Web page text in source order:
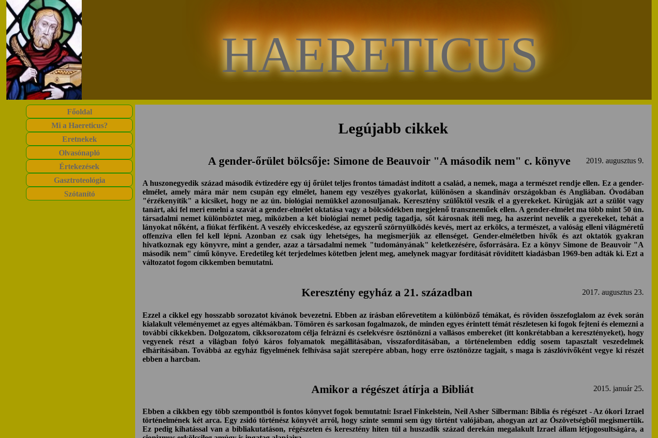
HAERETICUS
Főoldal
Mi a Haereticus?
Eretnekek
Olvasónapló
Értekezések
Gasztroteológia
Szótanító
Legújabb cikkek
2019. augusztus 9.
A gender-őrület bölcsője: Simone de Beauvoir "A második nem" c. könyve
A huszonegyedik század második évtizedére egy új őrület teljes frontos támadást indított a család, a nemek, maga a természet rendje ellen. Ez a gender-
elmélet, amely mára már nem csupán egy elmélet, hanem egy veszélyes gyakorlat, különösen a skandináv országokban és Angliában. Óvodában
"érzékenyítik" a kicsiket, hogy ne az ún. biológiai nemükkel azonosuljanak. Keresztény szülőktöl veszik el a gyerekeket. Kirúgják azt a szülöt vagy
tanárt, aki fel meri emelni a szavát a gender-elmélet oktatása vagy a bölcsödékben megjelenő transzneműek ellen. A gender-elmélet ma több mint 50 ún.
társadalmi nemet különböztet meg, miközben a két biológiai nemet pedig tagadja, sőt károsnak ítéli meg, ha aszerint nevelik a gyerekeket, tehát a
lányokat nőként, a fiúkat férfiként. A veszély elvicceskedése, az egyszerű szörnyülködés kevés, mert az erkölcs, a természet, a valóság elleni világméretű
offenzíva ellen fel kell lépni. Azonban ez csak úgy lehetséges, ha megismerjük az ellenséget. Gender-elméletben hívők és azt oktatók gyakran
hivatkoznak egy könyvre, mint a gender, azaz a társadalmi nemek "tudományának" keletkezésére, ősforrására. Ez a könyv Simone de Beauvoir "A
második nem" című könyve. Eredetileg két terjedelmes kötetben jelent meg, amelynek magyar fordítását rövidített kiadásban 1969-ben adták ki. Ezt a
változatot fogom cikkemben bemutatni.
2017. augusztus 23.
Keresztény egyház a 21. században
Ezzel a cikkel egy hosszabb sorozatot kívánok bevezetni. Ebben az írásban előrevetítem a különböző témákat, és röviden összefoglalom az évek során
kialakult véleményemet az egyes altémákban. Tömören és sarkosan fogalmazok, de minden egyes érintett témát részletesen ki fogok fejteni és elemezni a
további cikkekben. Dolgozatom, cikksorozatom célja felrázni és cselekvésre ösztönözni a vallásos embereket (itt konkrétabban a keresztényeket), hogy
vegyenek részt a világban folyó káros folyamatok megállításában, visszafordításában, a történelemben eddig sosem tapasztalt veszedelmek
elhárításában. Továbbá az egyház figyelmének felhívása saját szerepére abban, hogy erre ösztönözze tagjait, s maga is zászlóvívőként vegye ki részét
ebben a harcban.
2015. január 25.
Amikor a régészet átírja a Bibliát
Ebben a cikkben egy több szempontból is fontos könyvet fogok bemutatni: Israel Finkelstein, Neil Asher Silberman: Biblia és régészet - Az ókori Izrael
történelmének két arca. Egy zsidó történész könyvét arról, hogy szinte semmi sem úgy történt valójában, ahogyan azt az Ószövetségből megismertük.
Ez pedig kihatással van a bibliakutatáson, régészeten és keresztény hiten túl a huszadik század derekán megalakult Izrael állam létjogosultságára, a